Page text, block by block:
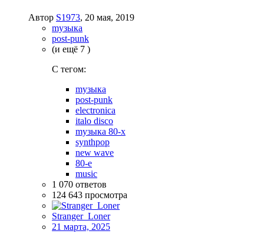
Автор S1973, 20 мая, 2019
mузыка
post-punk
(и ещё 7 )
C тегом:
mузыка
post-punk
electronica
italo disco
mузыка 80-х
synthpop
new wave
80-е
music
1 070 ответов
124 643 просмотра
Stranger_Loner
21 марта, 2025